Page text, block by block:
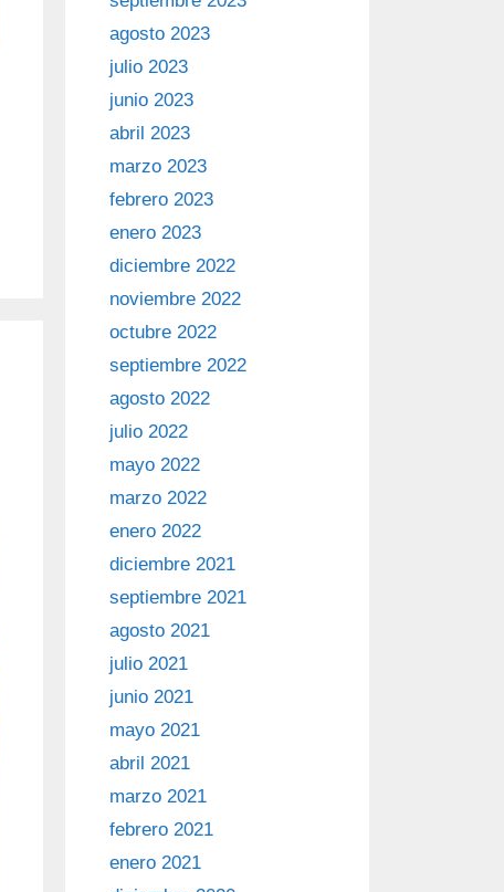
agosto 2023
julio 2023
junio 2023
abril 2023
marzo 2023
febrero 2023
enero 2023
diciembre 2022
noviembre 2022
octubre 2022
septiembre 2022
agosto 2022
julio 2022
mayo 2022
marzo 2022
enero 2022
diciembre 2021
septiembre 2021
agosto 2021
julio 2021
junio 2021
mayo 2021
abril 2021
marzo 2021
febrero 2021
enero 2021